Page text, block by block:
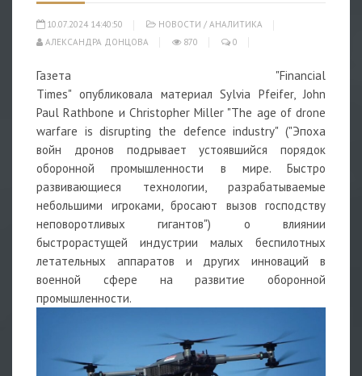
10.07.2024 14:40:50 НОВОСТИ / АНАЛИТИКА
АЛЕКСАНДРА ДОНЦОВА
870 0
Газета "Financial
Times" опубликовала материал Sylvia Pfeifer, John
Paul Rathbone и Christopher Miller "The age of drone
warfare is disrupting the defence industry" ("Эпоха
войн дронов подрывает устоявшийся порядок
оборонной промышленности в мире. Быстро
развивающиеся технологии, разрабатываемые
небольшими игроками, бросают вызов господству
неповоротливых гигантов") о влиянии
быстрорастущей индустрии малых беспилотных
летательных аппаратов и других инноваций в
военной сфере на развитие оборонной
промышленности.